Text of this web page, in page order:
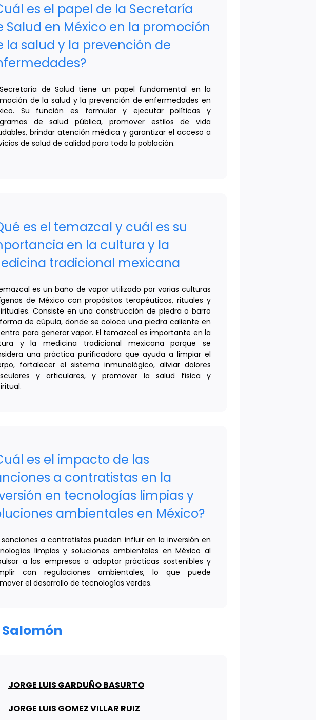
es el papel de la Secretaría
Salud en México en la promoción
la salud y la prevención de
de Salud tiene un papel fundamental en la
de la salud y la prevención de enfermedades en
Su función es formular y ejecutar políticas y
de salud pública, promover estilos de vida
brindar atención médica y garantizar el acceso a
de salud de calidad para toda la población.
es el temazcal y cuál es su
en la cultura y la
tradicional mexicana
es un baño de vapor utilizado por varias culturas
de México con propósitos terapéuticos, rituales y
Consiste en una construcción de piedra o barro
de cúpula, donde se coloca una piedra caliente en
para generar vapor. El temazcal es importante en la
y la medicina tradicional mexicana porque se
una práctica purificadora que ayuda a limpiar el
fortalecer el sistema inmunológico, aliviar dolores
y articulares, y promover la salud física y
es el impacto de las
a contratistas en la
en tecnologías limpias y
ambientales en México?
sanciones a contratistas pueden influir en la inversión en
limpias y soluciones ambientales en México al
a las empresas a adoptar prácticas sostenibles y
con regulaciones ambientales, lo que puede
el desarrollo de tecnologías verdes.
JORGE LUIS GARDUÑO BASURTO
JORGE LUIS GOMEZ VILLAR RUIZ